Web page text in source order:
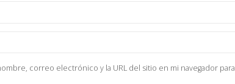
correo electrónico y la URL del sitio en mi navegador